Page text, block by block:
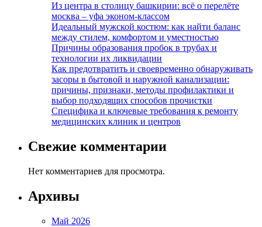
Из центра в столицу башкирии: всё о перелёте
москва – уфа эконом-классом
Идеальный мужской костюм: как найти баланс
между стилем, комфортом и уместностью
Причины образования пробок в трубах и
технологии их ликвидации
Как предотвратить и своевременно обнаруживать
засоры в бытовой и наружной канализации:
причины, признаки, методы профилактики и
выбор подходящих способов прочистки
Специфика и ключевые требования к ремонту
медицинских клиник и центров
Свежие комментарии
Нет комментариев для просмотра.
Архивы
Май 2026